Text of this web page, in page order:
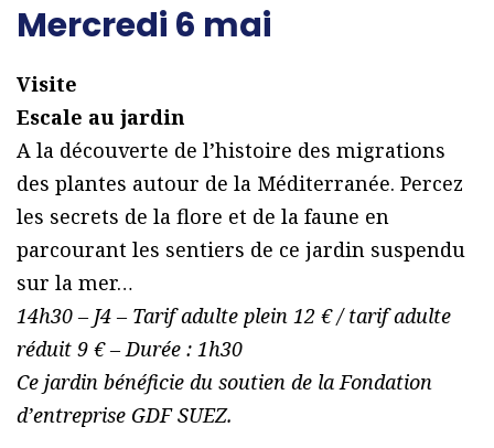
Mercredi 6 mai
Visite
Escale au jardin
A la découverte de l’histoire des migrations
des plantes autour de la Méditerranée. Percez
les secrets de la flore et de la faune en
parcourant les sentiers de ce jardin suspendu
sur la mer…
14h30 – J4 – Tarif adulte plein 12 € / tarif adulte
réduit 9 € – Durée : 1h30
Ce jardin bénéficie du soutien de la Fondation
d’entreprise GDF SUEZ.